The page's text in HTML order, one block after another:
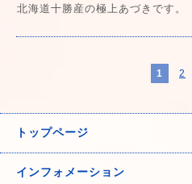
北海道十勝産の極上あづきです。
1 2
トップページ
インフォメーション